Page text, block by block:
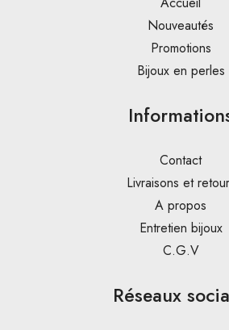
Nouveautés
Promotions
Bijoux en perles
Contact
Livraisons et
A propos
Entretien bijoux
C.G.V
Réseaux